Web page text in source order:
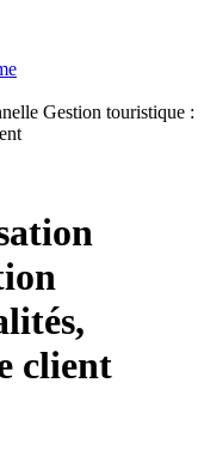
Gestion touristique :
client